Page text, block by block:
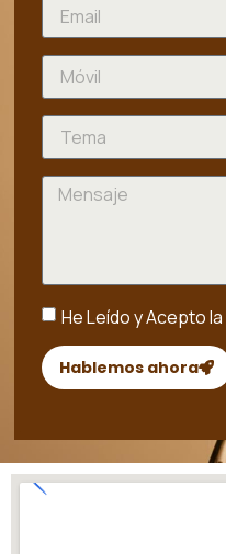
He Leído y Acepto la
Hablemos ahora